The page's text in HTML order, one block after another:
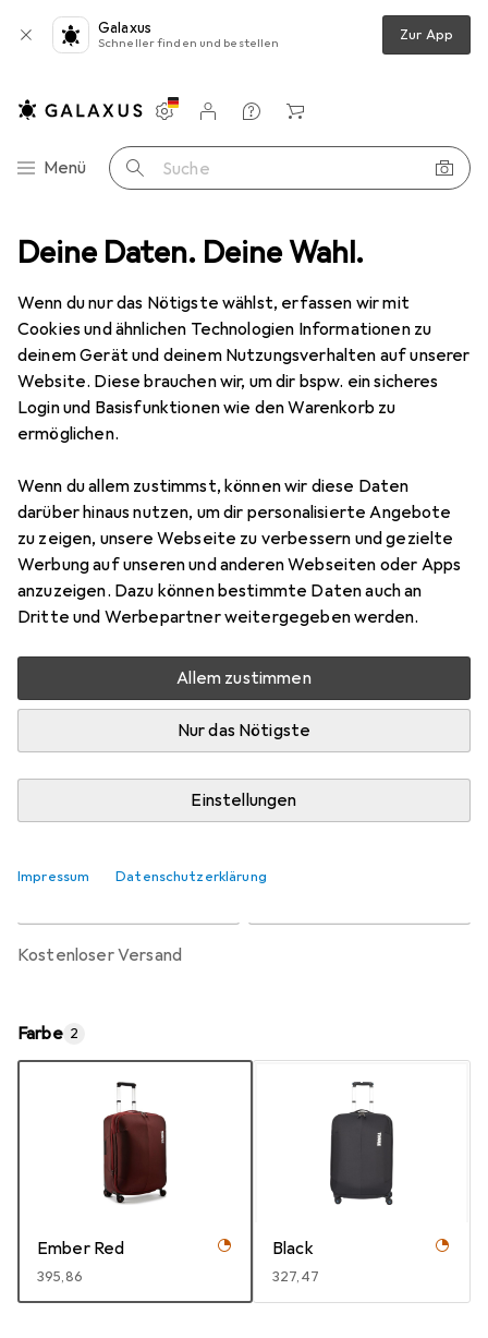
Deine Daten. Deine Wahl.
Wenn du nur das Nötigste wählst, erfassen wir mit
Cookies und ähnlichen Technologien Informationen zu
deinem Gerät und deinem Nutzungsverhalten auf unserer
Website. Diese brauchen wir, um dir bspw. ein sicheres
Login und Basisfunktionen wie den Warenkorb zu
ermöglichen.
Wenn du allem zustimmst, können wir diese Daten
darüber hinaus nutzen, um dir personalisierte Angebote
zu zeigen, unsere Webseite zu verbessern und gezielte
Werbung auf unseren und anderen Webseiten oder Apps
anzuzeigen. Dazu können bestimmte Daten auch an
Dritte und Werbepartner weitergegeben werden.
Allem zustimmen
Nur das Nötigste
Einstellungen
Impressum Datenschutzerklärung
Galaxus
Schneller finden und bestellen Zur App
Navigation nach Kategorien
Menü Suche
Einstellungen
Kundenkonto
Vergleichslisten
Merklisten
Warenkorb
Reisegepäck + Zubehör Koffer Thule Subterra Spinner
18 Bilder
ThuleSubterra Spinner
Preis in EUR inkl. MwSt.
EUR
395,86
1
Bewertungen Marke
Mehr von Thule
Zwischen Sa, 5.9. und Sa, 19.9. geliefert
Nur 2 Stück an Lager beim Lieferanten
Benachrichtigen, wenn schneller verfügbar
Lieferort angeben für genaue Lieferzeit
kostenloser Versand
Farbe 2
Ember Red
EUR
395,86
Black
EUR
327,47